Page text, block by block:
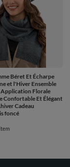
Béret Et Écharpe
et l'Hiver Ensemble
Application Florale
Confortable Et Élégant
Cadeau
foncé
item